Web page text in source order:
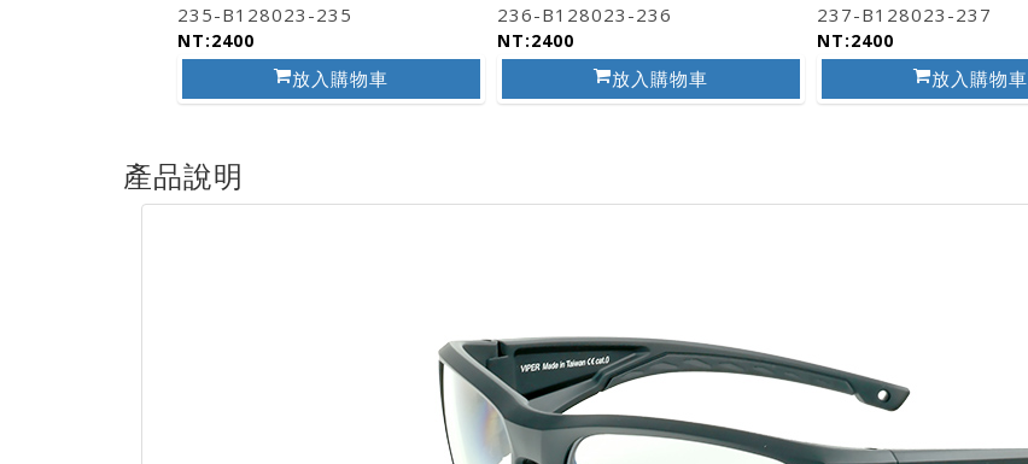
235-B128023-235
NT:2400
放入購物車
236-B128023-236
NT:2400
放入購物車
237-B128023-237
NT:2400
放入購物車
產品說明